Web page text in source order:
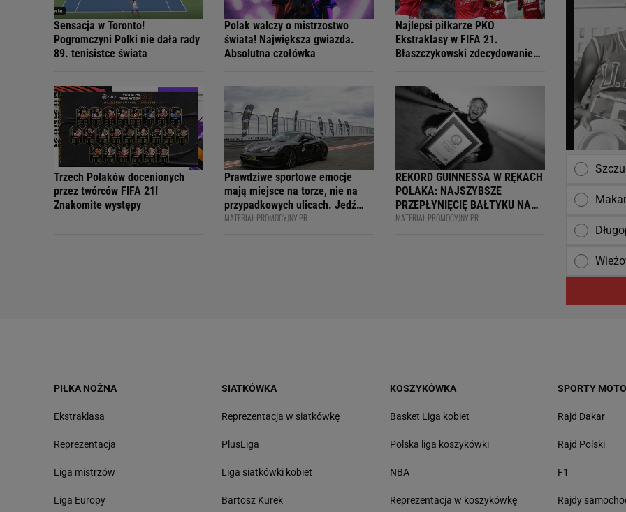
Sensacja w Toronto!
Pogromczyni Polki nie dała rady
89. tenisistce świata
Polak walczy o mistrzostwo
świata! Największa gwiazda.
Absolutna czołówka
Najlepsi piłkarze PKO
Ekstraklasy w FIFA 21.
Błaszczykowski zdecydowanie
Trzech Polaków docenionych
przez twórców FIFA 21!
Znakomite występy
Prawdziwe sportowe emocje
mają miejsce na torze, nie na
przypadkowych ulicach. Jedź
bezpiecznie - apelują
MATERIAŁ PROMOCYJNY PR
REKORD GUINNESSA W RĘKACH
POLAKA: NAJSZYBSZE
PRZEPŁYNIĘCIĘ BAŁTYKU NA
DESCE WINDSURFINGOWEJ -
MATERIAŁ PROMOCYJNY PR
PIŁKA NOŻNA
Ekstraklasa
Reprezentacja
Liga mistrzów
Liga Europy
SIATKÓWKA
Reprezentacja w siatkówkę
PlusLiga
Liga siatkówki kobiet
Bartosz Kurek
KOSZYKÓWKA
Basket Liga kobiet
Polska liga koszykówki
NBA
Reprezentacja w koszykówkę
SPORTY
Rajd Dakar
Rajd Polski
F1
Rajdy